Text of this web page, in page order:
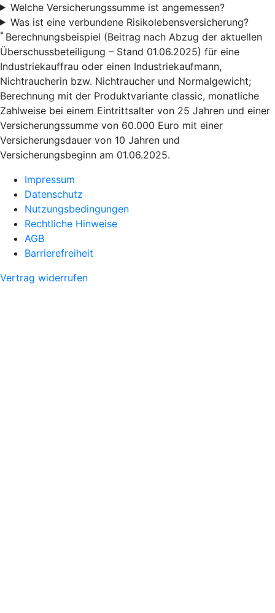
Welche Versicherungssumme ist angemessen?
Was ist eine verbundene Risikolebensversicherung?
* Berechnungsbeispiel (Beitrag nach Abzug der aktuellen
Überschussbeteiligung – Stand 01.06.2025) für eine
Industriekauffrau oder einen Industriekaufmann,
Nichtraucherin bzw. Nichtraucher und Normalgewicht;
Berechnung mit der Produktvariante classic, monatliche
Zahlweise bei einem Eintrittsalter von 25 Jahren und einer
Versicherungssumme von 60.000 Euro mit einer
Versicherungsdauer von 10 Jahren und
Versicherungsbeginn am 01.06.2025.
Impressum
Datenschutz
Nutzungsbedingungen
Rechtliche Hinweise
AGB
Barrierefreiheit
Vertrag widerrufen